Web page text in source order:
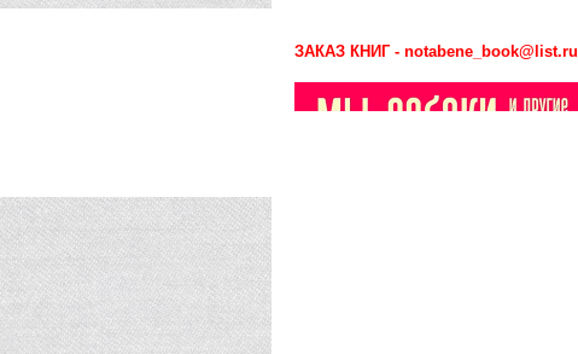
ЗАКАЗ КНИГ - notabene_book@list.ru